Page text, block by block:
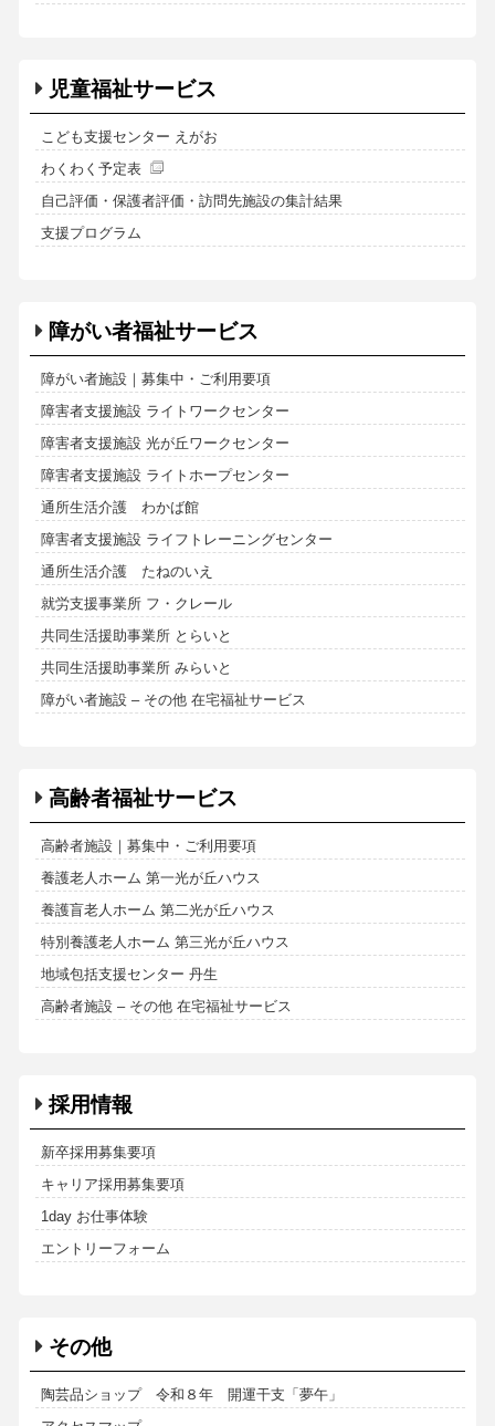
児童福祉サービス
こども支援センター えがお
わくわく予定表
自己評価・保護者評価・訪問先施設の集計結果
支援プログラム
障がい者福祉サービス
障がい者施設｜募集中・ご利用要項
障害者支援施設 ライトワークセンター
障害者支援施設 光が丘ワークセンター
障害者支援施設 ライトホープセンター
通所生活介護 わかば館
障害者支援施設 ライフトレーニングセンター
通所生活介護 たねのいえ
就労支援事業所 フ・クレール
共同生活援助事業所 とらいと
共同生活援助事業所 みらいと
障がい者施設 – その他 在宅福祉サービス
高齢者福祉サービス
高齢者施設｜募集中・ご利用要項
養護老人ホーム 第一光が丘ハウス
養護盲老人ホーム 第二光が丘ハウス
特別養護老人ホーム 第三光が丘ハウス
地域包括支援センター 丹生
高齢者施設 – その他 在宅福祉サービス
採用情報
新卒採用募集要項
キャリア採用募集要項
1day お仕事体験
エントリーフォーム
その他
陶芸品ショップ 令和８年 開運干支「夢午」